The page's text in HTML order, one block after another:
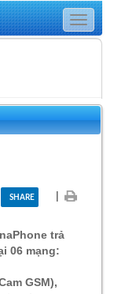
Toggle
SHARE |
trả
06 mạng:
GSM),